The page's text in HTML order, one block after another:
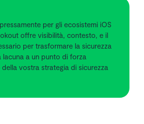
per gli ecosistemi iOS
offre visibilità, contesto, e il
per trasformare la sicurezza
lacuna a un punto di forza
vostra strategia di sicurezza